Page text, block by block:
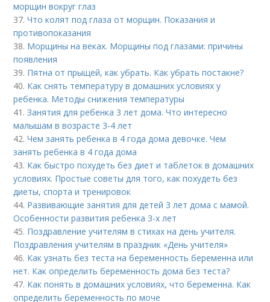
морщин вокруг глаз
37.Что колят под глаза от морщин. Показания и
противопоказания
38. Морщины на веках. Морщины под глазами: причины
появления
39. Пятна от прыщей, как убрать. Как убрать постакне?
40. Как снять температуру в домашних условиях у
ребенка. Методы снижения температуры
41.Занятия для ребенка 3 лет дома. Что интересно
малышам в возрасте 3-4 лет
42.Чем занять ребенка в 4 года дома девочке. Чем
занять ребенка в 4 года дома
43. Как быстро похудеть без диет и таблеток в домашних
условиях. Простые советы для того, как похудеть без
диеты, спорта и тренировок
44. Развивающие занятия для детей 3 лет дома с мамой.
Особенности развития ребенка 3-х лет
45. Поздравление учителям в стихах на день учителя.
Поздравления учителям в праздник «День учителя»
46. Как узнать без теста на беременность беременна или
нет. Как определить беременность дома без теста?
47. Как понять в домашних условиях, что беременна. Как
определить беременность по моче